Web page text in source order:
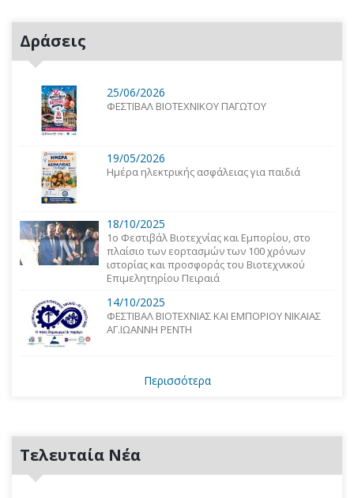
Δράσεις
25/06/2026
ΦΕΣΤΙΒΑΛ ΒΙΟΤΕΧΝΙΚΟΥ ΠΑΓΩΤΟΥ
19/05/2026
Ημέρα ηλεκτρικής ασφάλειας για παιδιά
18/10/2025
1o Φεστιβάλ Βιοτεχνίας και Εμπορίου, στο
πλαίσιο των εορτασμών των 100 χρόνων
ιστορίας και προσφοράς του Βιοτεχνικού
Επιμελητηρίου Πειραιά
14/10/2025
ΦΕΣΤΙΒΑΛ ΒΙΟΤΕΧΝΙΑΣ ΚΑΙ ΕΜΠΟΡΙΟΥ ΝΙΚΑΙΑΣ
ΑΓ.ΙΩΑΝΝΗ ΡΕΝΤΗ
Περισσότερα
Τελευταία Νέα